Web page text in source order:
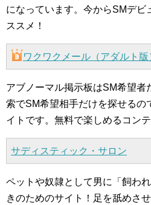
になっています。今からSMデビ
ススメ！
ワクワクメール（アダルト版
アブノーマル掲示板はSM希望者
索でSM希望相手だけを探せるの
イトです。無料で楽しめるコン
サディスティック・サロン
ペットや奴隷として男に「飼わ
きのためのサイト！足を舐めさ